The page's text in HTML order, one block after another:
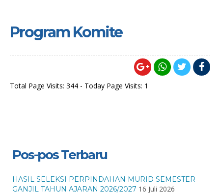
Program Komite
Total Page Visits: 344 - Today Page Visits: 1
Pos-pos Terbaru
HASIL SELEKSI PERPINDAHAN MURID SEMESTER
GANJIL TAHUN AJARAN 2026/2027 16 Juli 2026